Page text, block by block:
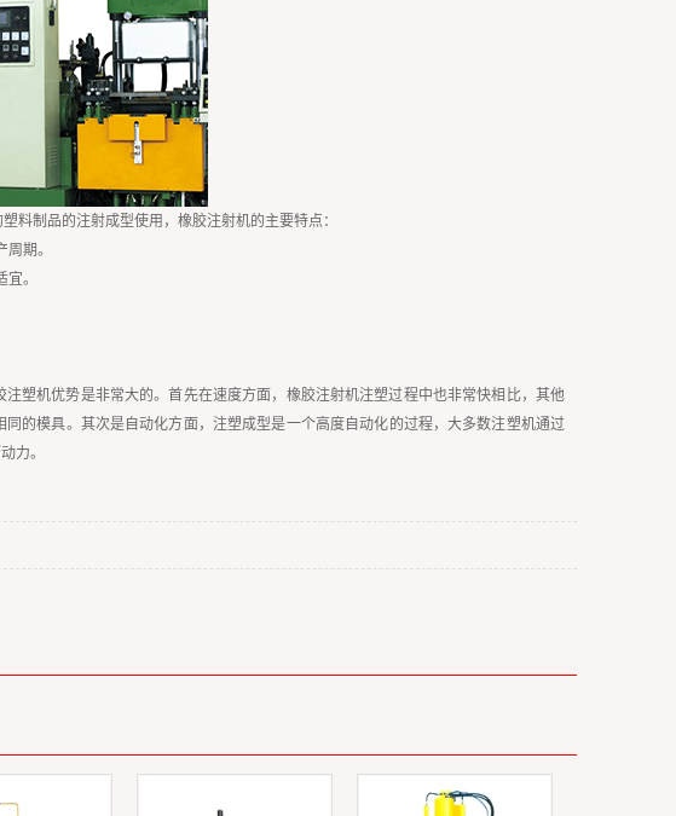
料制品的注射成型使用，橡胶注射机的主要特点：
期。
。
塑机优势是非常大的。首先在速度方面，橡胶注射机注塑过程中也非常快相比，其他
的模具。其次是自动化方面，注塑成型是一个高度自动化的过程，大多数注塑机通过
力。